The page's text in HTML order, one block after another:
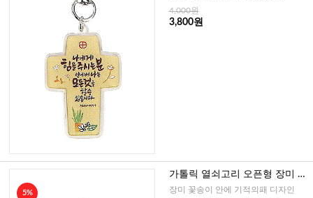
4,000원
3,800원
5%
가톨릭 열쇠고리 오픈형 장미 기
적의패(이태리)
장미 꽃송이 안에 기적의패 디자인